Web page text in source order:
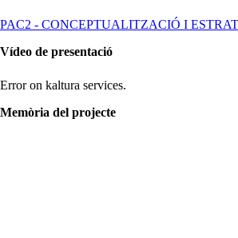
PAC2 - CONCEPTUALITZACIÓ I
Vídeo de presentació
Error on kaltura services.
Memòria del projecte